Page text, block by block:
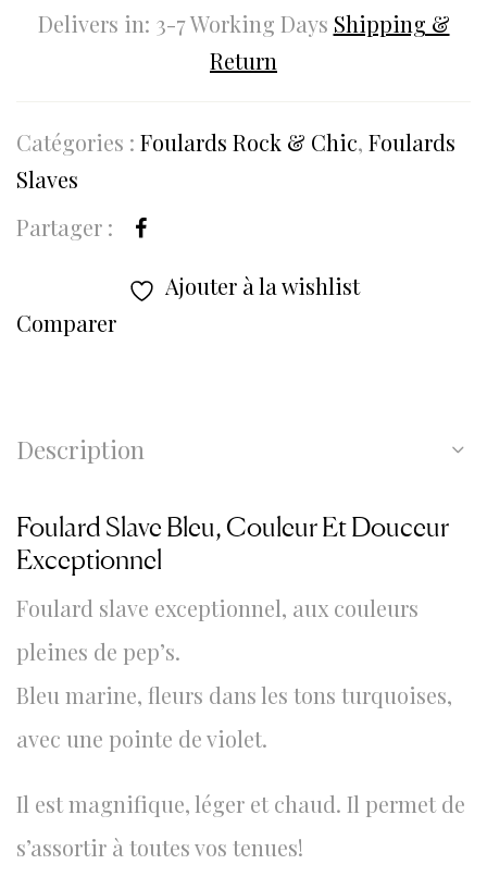
Delivers in: 3-7 Working Days Shipping &
Return
Catégories : Foulards Rock & Chic, Foulards
Slaves
Partager :
Ajouter à la wishlist
Comparer
Description
Foulard Slave Bleu, Couleur Et Douceur
Exceptionnel
Foulard slave exceptionnel, aux couleurs
pleines de pep’s.
Bleu marine, fleurs dans les tons turquoises,
avec une pointe de violet.
Il est magnifique, léger et chaud. Il permet de
s’assortir à toutes vos tenues!